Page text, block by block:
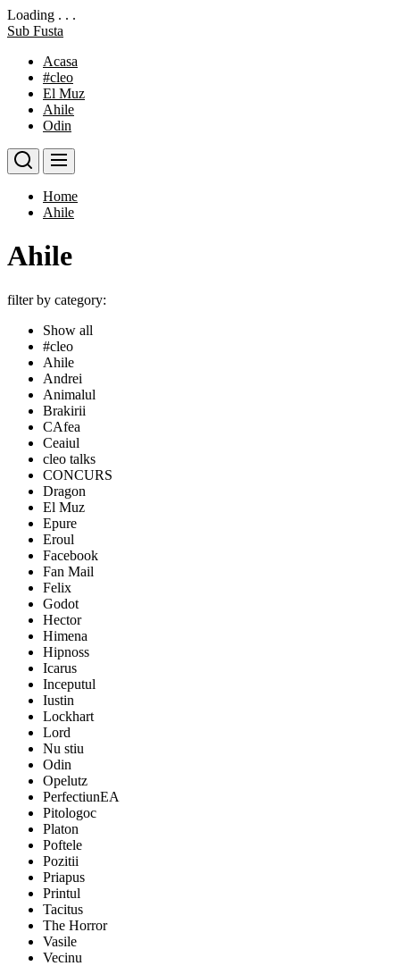
Loading . . .
Skip
content
Sub Fusta
Acasa
#cleo
El Muz
Ahile
Odin
Home
Ahile
Ahile
filter by category:
Show all
#cleo
Ahile
Andrei
Animalul
Brakirii
CAfea
Ceaiul
cleo talks
CONCURS
Dragon
El Muz
Epure
Eroul
Facebook
Fan Mail
Felix
Godot
Hector
Himena
Hipnoss
Icarus
Inceputul
Iustin
Lockhart
Lord
Nu stiu
Odin
Opelutz
PerfectiunEA
Pitologoc
Platon
Poftele
Pozitii
Priapus
Printul
Tacitus
The Horror
Vasile
Vecinu